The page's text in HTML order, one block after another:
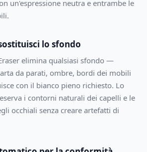
un'espressione neutra e entrambe le
lo sfondo
elimina qualsiasi sfondo —
da parati, ombre, bordi dei mobili
con il bianco pieno richiesto. Lo
i contorni naturali dei capelli e le
occhiali senza creare artefatti di